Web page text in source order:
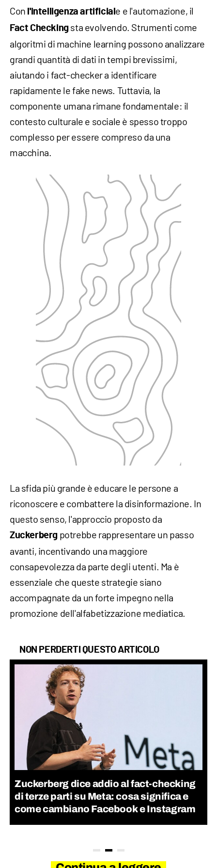
Con l'intelligenza artificial e e l'automazione, il
Fact Checkingsta evolvendo. Strumenti come
algoritmi di machine learning possono analizzare
grandi quantità di dati in tempi brevissimi,
aiutando i fact-checker a identificare
rapidamente le fake news. Tuttavia, la
componente umana rimane fondamentale: il
contesto culturale e sociale è spesso troppo
complesso per essere compreso da una
macchina.
La sfida più grande è educare le persone a
riconoscere e combattere la disinformazione. In
questo senso, l'approccio proposto da
Zuckerberg potrebbe rappresentare un passo
avanti, incentivando una maggiore
consapevolezza da parte degli utenti. Ma è
essenziale che queste strategie siano
accompagnate da un forte impegno nella
promozione dell'alfabetizzazione mediatica.
NON PERDERTI QUESTO ARTICOLO
Zuckerberg dice addio al fact-checking
di terze parti su Meta: cosa significa e
come cambiano Facebook e Instagram